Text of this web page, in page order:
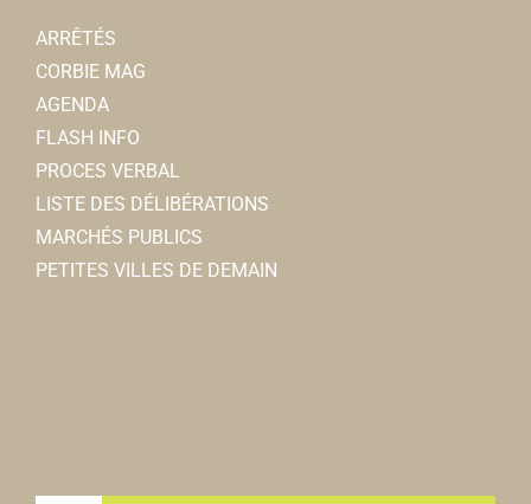
ARRÊTÉS
CORBIE MAG
AGENDA
FLASH INFO
PROCES VERBAL
LISTE DES DÉLIBÉRATIONS
MARCHÉS PUBLICS
PETITES VILLES DE DEMAIN